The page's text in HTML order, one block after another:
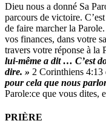
Dieu nous a donné Sa
parcours de victoire.
de faire marcher la
vos finances, dans votre
travers votre réponse à la
lui-même a dit … C’est
dire. » 2 Corinthiens 4:13
pour cela que nous
Parole:ce que vous dites,
PRIÈRE